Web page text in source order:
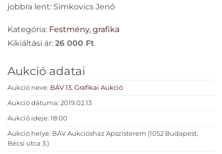
jobbra lent: Simkovics Jenő
Kategória: Festmény, grafika
Kikiáltási ár: 26 000 Ft
Aukció adatai
Aukció neve: BÁV 13. Grafikai Aukció
Aukció dátuma: 2019.02.13
Aukció ideje: 18:00
Aukció helye: BÁV Aukciósház Apszisterem (1052 Budapest,
Bécsi utca 3.)